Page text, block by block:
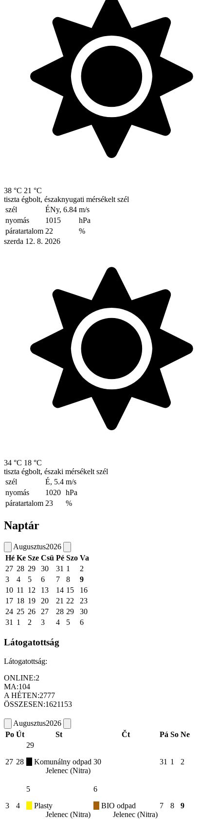
38 °C 21 °C
tiszta égbolt, északnyugati mérsékelt szél
szél
ÉNy, 6.84 m/s
nyomás
1015
hPa
páratartalom 22
%
szerda 12. 8. 2026
34 °C 18 °C
tiszta égbolt, északi mérsékelt szél
szél
É, 5.4 m/s
nyomás
1020 hPa
páratartalom 23 %
Naptár
Augusztus2026
Hé Ke Sze Csü Pé Szo Va
27 28 29 30 31 1
2
3
4 5 6 7 8
9
10 11 12 13 14 15
16
17 18 19 20 21 22
23
24 25 26 27 28 29
30
31
1 2 3 4 5 6
Látogatottság
Látogatottság:
ONLINE:2
MA:104
A HÉTEN:2777
ÖSSZESEN:1621153
Augusztus2026
Po Út St Čt Pá So Ne
27 28
29
Komunálny odpad
Jelenec (Nitra)
30 31 1 2
3 4
5
Plasty
Jelenec (Nitra)
6
BIO odpad
Jelenec (Nitra)
7 8 9